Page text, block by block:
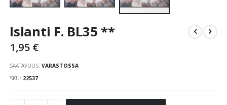
to
beginning
images
gallery
Islanti F. BL35 **
1,95 €
SAATAVUUS: VARASTOSSA
SKU 22537